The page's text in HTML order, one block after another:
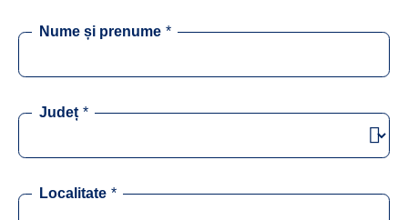
Nume și prenume *
Județ *
Localitate *